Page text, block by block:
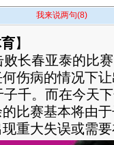
我来说两句(8)
】
春亚泰的比赛
伤病的情况下
子千。而在今天
比赛基本将由
重大失误或需